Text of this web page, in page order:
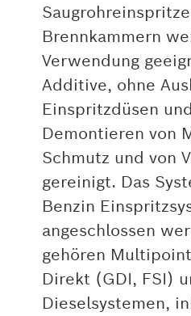
Brennkammern
Verwendung
Additive, ohne
Einspritzdüsen
Demontieren von
Schmutz und von
gereinigt. Das
Benzin
angeschlossen
gehören
Direkt (GDI, FSI)
Dieselsystemen,